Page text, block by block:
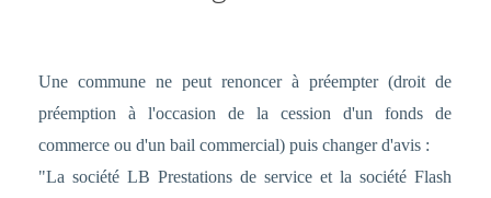
Une commune ne peut renoncer à préempter (droit de
préemption à l'occasion de la cession d'un fonds de
commerce ou d'un bail commercial) puis changer d'avis :
"La société LB Prestations de service et la société Flash